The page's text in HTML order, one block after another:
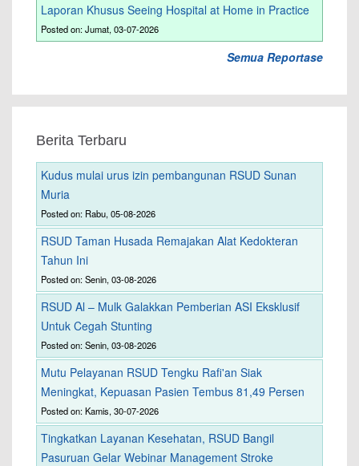
Laporan Khusus Seeing Hospital at Home in Practice
Posted on: Jumat, 03-07-2026
Semua Reportase
Berita Terbaru
Kudus mulai urus izin pembangunan RSUD Sunan
Muria
Posted on: Rabu, 05-08-2026
RSUD Taman Husada Remajakan Alat Kedokteran
Tahun Ini
Posted on: Senin, 03-08-2026
RSUD Al – Mulk Galakkan Pemberian ASI Eksklusif
Untuk Cegah Stunting
Posted on: Senin, 03-08-2026
Mutu Pelayanan RSUD Tengku Rafi'an Siak
Meningkat, Kepuasan Pasien Tembus 81,49 Persen
Posted on: Kamis, 30-07-2026
Tingkatkan Layanan Kesehatan, RSUD Bangil
Pasuruan Gelar Webinar Management Stroke